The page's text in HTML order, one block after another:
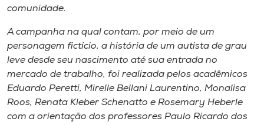
comunidade.
A campanha na qual contam, por meio de um
personagem fictício, a história de um autista de grau
leve desde seu nascimento até sua entrada no
mercado de trabalho, foi realizada pelos acadêmicos
Eduardo Peretti, Mirelle Bellani Laurentino, Monalisa
Roos, Renata Kleber Schenatto e Rosemary Heberle
com a orientação dos professores Paulo Ricardo dos